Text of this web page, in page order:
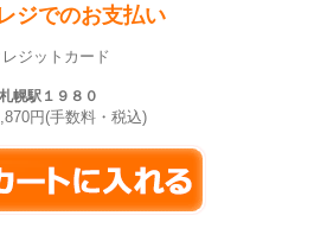
ジでのお支払い
レジットカード
札幌駅１９８０
円(手数料・税込)